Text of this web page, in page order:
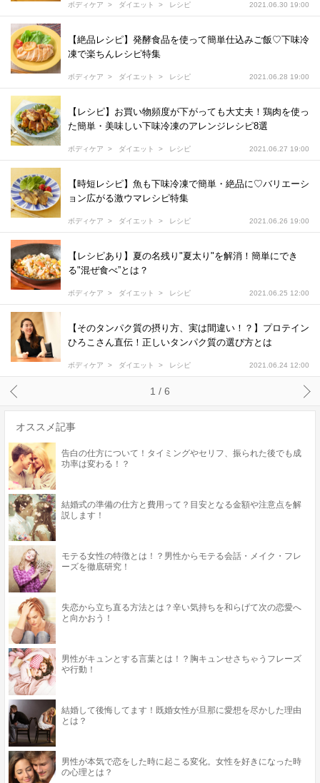
ボディケア ダイエット レシピ 2021.06.30 19:00
【絶品レシピ】発酵食品を使って簡単仕込みご飯♡下味冷
凍で楽ちんレシピ特集
ボディケア ダイエット レシピ 2021.06.28 19:00
【レシピ】お買い物頻度が下がっても大丈夫！鶏肉を使っ
た簡単・美味しい下味冷凍のアレンジレシピ8選
ボディケア ダイエット レシピ 2021.06.27 19:00
【時短レシピ】魚も下味冷凍で簡単・絶品に♡バリエーシ
ョン広がる激ウマレシピ特集
ボディケア ダイエット レシピ 2021.06.26 19:00
【レシピあり】夏の名残り"夏太り"を解消！簡単にでき
る"混ぜ食べ”とは？
ボディケア ダイエット レシピ 2021.06.25 12:00
【そのタンパク質の摂り方、実は間違い！？】プロテイン
ひろこさん直伝！正しいタンパク質の選び方とは
ボディケア ダイエット レシピ 2021.06.24 12:00
1 / 6
オススメ記事
告白の仕方について！タイミングやセリフ、振られた後でも成
功率は変わる！？
結婚式の準備の仕方と費用って？目安となる金額や注意点を解
説します！
モテる女性の特徴とは！？男性からモテる会話・メイク・フレ
ーズを徹底研究！
失恋から立ち直る方法とは？辛い気持ちを和らげて次の恋愛へ
と向かおう！
男性がキュンとする言葉とは！？胸キュンせさちゃうフレーズ
や行動！
結婚して後悔してます！既婚女性が旦那に愛想を尽かした理由
とは？
男性が本気で恋をした時に起こる変化。女性を好きになった時
の心理とは？